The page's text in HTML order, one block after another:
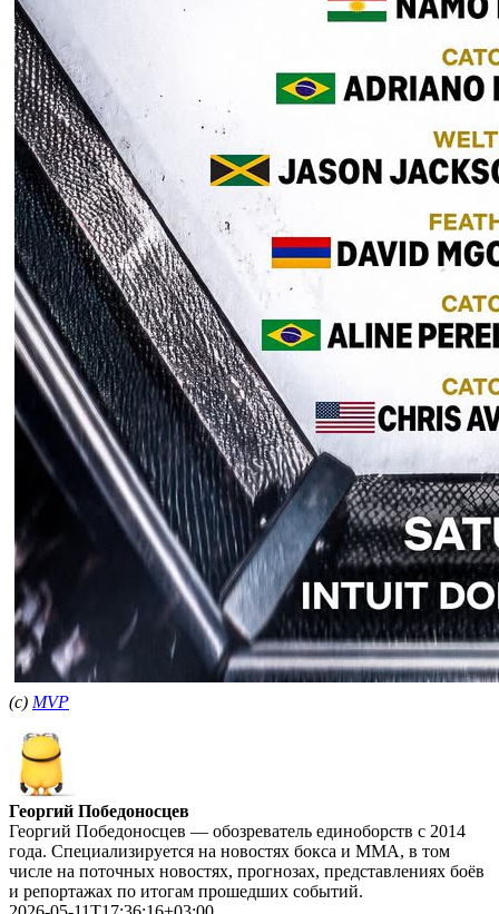
(с) МVP
Георгий Победоносцев
Георгий Победоносцев — обозреватель единоборств с 2014
года. Специализируется на новостях бокса и ММА, в том
числе на поточных новостях, прогнозах, представлениях боёв
и репортажах по итогам прошедших событий.